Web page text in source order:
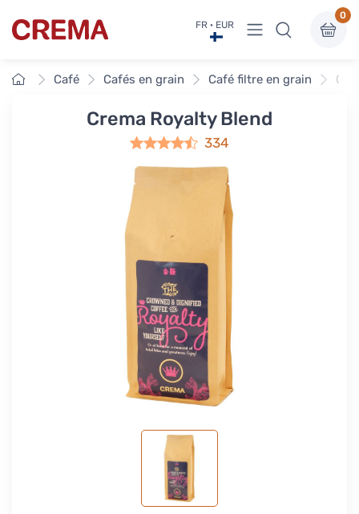
Crema FR · EUR Voir sous-menu
0
Accueil
Café Cafés en grain Café filtre en grain
Crema Royalty Blend
334